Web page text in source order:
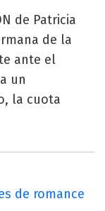
de Patricia
de la
ante el
un
la cuota
de romance